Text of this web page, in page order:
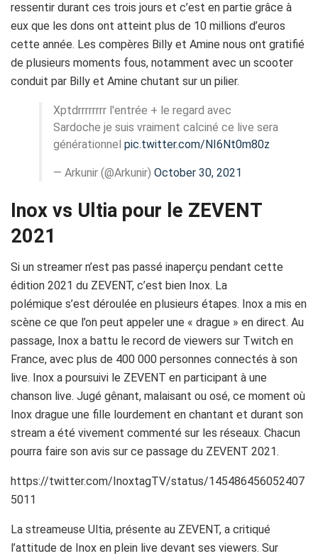
ressentir durant ces trois jours et c’est en partie grâce à
eux que les dons ont atteint plus de 10 millions d’euros
cette année. Les compères Billy et Amine nous ont gratifié
de plusieurs moments fous, notamment avec un scooter
conduit par Billy et Amine chutant sur un pilier.
Xptdrrrrrrrr l'entrée + le regard avec
Sardoche je suis vraiment calciné ce live sera
générationnel pic.twitter.com/NI6Nt0m80z
— Arkunir (@Arkunir) October 30, 2021
Inox vs Ultia pour le ZEVENT
2021
Si un streamer n’est pas passé inaperçu pendant cette
édition 2021 du ZEVENT, c’est bien Inox. La
polémique s’est déroulée en plusieurs étapes. Inox a mis en
scène ce que l’on peut appeler une « drague » en direct. Au
passage, Inox a battu le record de viewers sur Twitch en
France, avec plus de 400 000 personnes connectés à son
live. Inox a poursuivi le ZEVENT en participant à une
chanson live. Jugé gênant, malaisant ou osé, ce moment où
Inox drague une fille lourdement en chantant et durant son
stream a été vivement commenté sur les réseaux. Chacun
pourra faire son avis sur ce passage du ZEVENT 2021.
https://twitter.com/InoxtagTV/status/145486456052407
5011
La streameuse Ultia, présente au ZEVENT, a critiqué
l’attitude de Inox en plein live devant ses viewers. Sur